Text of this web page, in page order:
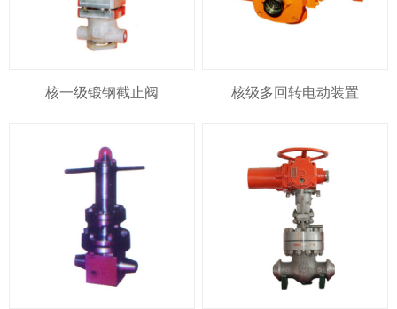
核一级锻钢截止阀 核级多回转电动装置